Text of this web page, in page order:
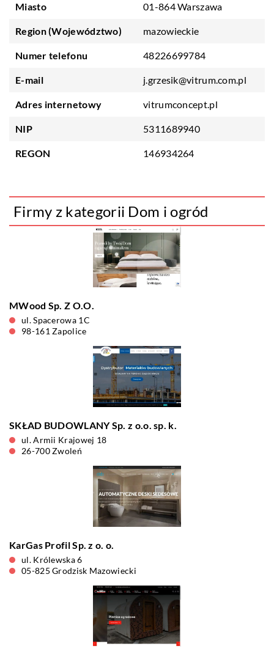
Miasto 01-864 Warszawa
Region (Województwo) mazowieckie
Numer telefonu 48226699784
E-mail j.grzesik@vitrum.com.pl
Adres internetowy vitrumconcept.pl
NIP 5311689940
REGON 146934264
Firmy z kategorii Dom i ogród
MWood Sp. Z O.O.
ul. Spacerowa 1C
98-161 Zapolice
SKŁAD BUDOWLANY Sp. z o.o. sp. k.
ul. Armii Krajowej 18
26-700 Zwoleń
KarGas Profil Sp. z o. o.
ul. Królewska 6
05-825 Grodzisk Mazowiecki